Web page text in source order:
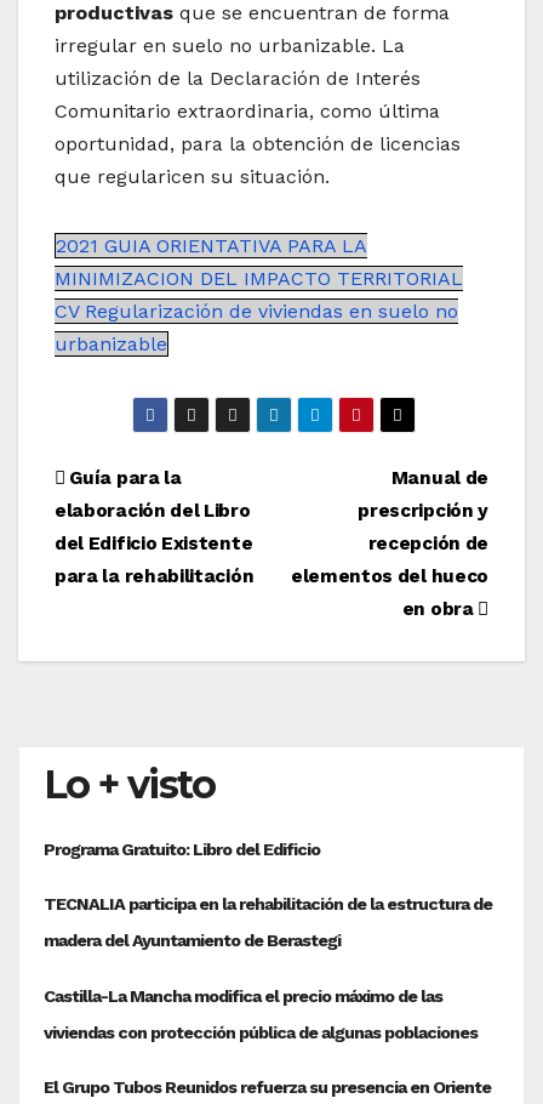
productivas que se encuentran de forma
irregular en suelo no urbanizable. La
utilización de la Declaración de Interés
Comunitario extraordinaria, como última
oportunidad, para la obtención de licencias
que regularicen su situación.
2021 GUIA ORIENTATIVA PARA LA
MINIMIZACION DEL IMPACTO TERRITORIAL
CV Regularización de viviendas en suelo no
urbanizable
Navegación
de
entradas
Manual de
prescripción y
recepción de
elementos del hueco
en obra
Guía para la
elaboración del Libro
del Edificio Existente
para la rehabilitación
Lo + visto